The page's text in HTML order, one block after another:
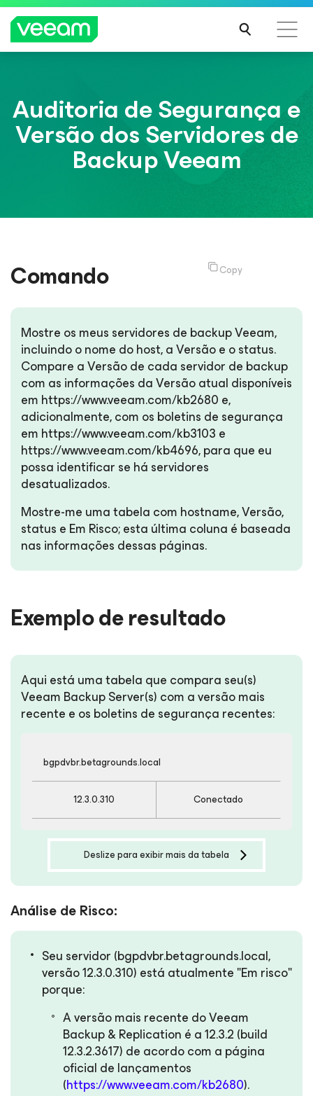
pela atualização de conteúdo da CrowdStrike
LEIA
MAIS
Auditoria de Segurança e
Versão dos Servidores de
Backup Veeam
Comando Copy
Mostre os meus servidores de backup Veeam,
incluindo o nome do host, a Versão e o status.
Compare a Versão de cada servidor de backup
com as informações da Versão atual disponíveis
em https://www.veeam.com/kb2680 e,
adicionalmente, com os boletins de segurança
em https://www.veeam.com/kb3103 e
https://www.veeam.com/kb4696, para que eu
possa identificar se há servidores
desatualizados.
Mostre-me uma tabela com hostname, Versão,
status e Em Risco; esta última coluna é baseada
nas informações dessas páginas.
Exemplo de resultado
Aqui está uma tabela que compara seu(s)
Veeam Backup Server(s) com a versão mais
recente e os boletins de segurança recentes:
bgpdvbr.betagrounds.local
12.3.0.310 Conectado
Deslize para exibir mais da tabela
Análise de Risco:
Seu servidor (bgpdvbr.betagrounds.local,
versão 12.3.0.310) está atualmente "Em risco"
porque:
A versão mais recente do Veeam
Backup & Replication é a 12.3.2 (build
12.3.2.3617) de acordo com a página
oficial de lançamentos
(https://www.veeam.com/kb2680).